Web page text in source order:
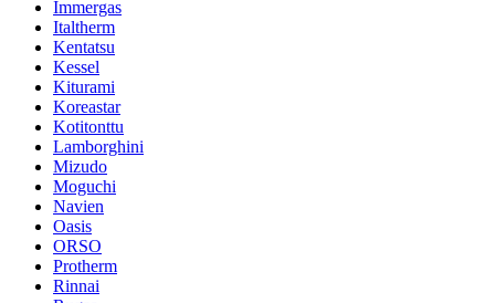
Immergas
Italtherm
Kentatsu
Kessel
Kiturami
Koreastar
Kotitonttu
Lamborghini
Mizudo
Moguchi
Navien
Oasis
ORSO
Protherm
Rinnai